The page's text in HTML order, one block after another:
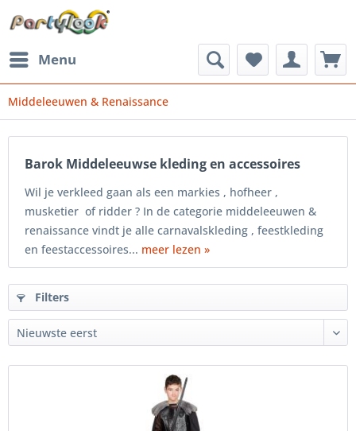
Menu
Middeleeuwen & Renaissance
Barok Middeleeuwse kleding en accessoires
Wil je verkleed gaan als een markies , hofheer ,
musketier of ridder ? In de categorie middeleeuwen &
renaissance vindt je alle carnavalskleding , feestkleding
en feestaccessoires... meer lezen »
Filters